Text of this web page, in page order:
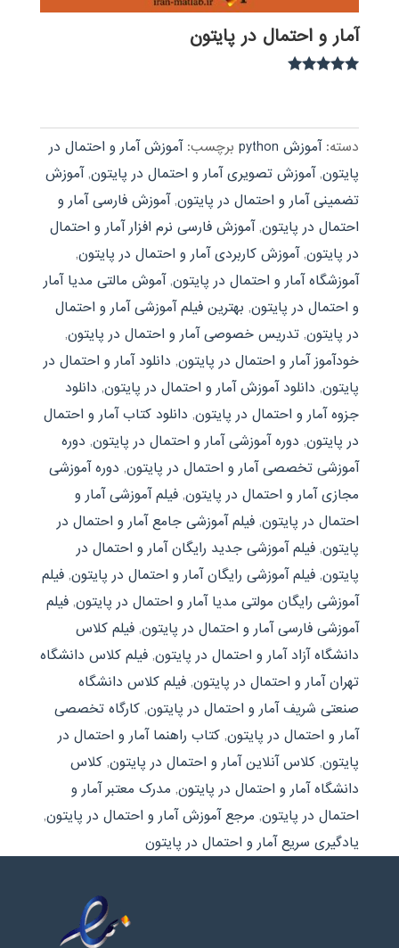
آمار و احتمال در پایتون
دسته:آموزش python برچسب:آموزش آمار و احتمال در
پایتون,آموزش تصویری آمار و احتمال در پایتون,آموزش
تضمینی آمار و احتمال در پایتون,آموزش فارسی آمار و
احتمال در پایتون,آموزش فارسی نرم افزار آمار و احتمال
در پایتون,آموزش کاربردی آمار و احتمال در پایتون,
آموزشگاه آمار و احتمال در پایتون,آموش مالتی مدیا آمار
و احتمال در پایتون, بهترین فیلم آموزشی آمار و احتمال
در پایتون, تدریس خصوصی آمار و احتمال در پایتون,
خودآموز آمار و احتمال در پایتون, دانلود آمار و احتمال در
پایتون, دانلود آموزش آمار و احتمال در پایتون, دانلود
جزوه آمار و احتمال در پایتون, دانلود کتاب آمار و احتمال
در پایتون, دوره آموزشی آمار و احتمال در پایتون, دوره
آموزشی تخصصی آمار و احتمال در پایتون, دوره آموزشی
مجازی آمار و احتمال در پایتون, فیلم آموزشی آمار و
احتمال در پایتون, فیلم آموزشی جامع آمار و احتمال در
پایتون, فیلم آموزشی جدید رایگان آمار و احتمال در
پایتون, فیلم آموزشی رایگان آمار و احتمال در پایتون, فیلم
آموزشی رایگان مولتی مدیا آمار و احتمال در پایتون, فیلم
آموزشی فارسی آمار و احتمال در پایتون, فیلم کلاس
دانشگاه آزاد آمار و احتمال در پایتون, فیلم کلاس دانشگاه
تهران آمار و احتمال در پایتون, فیلم کلاس دانشگاه
صنعتی شریف آمار و احتمال در پایتون, کارگاه تخصصی
آمار و احتمال در پایتون, کتاب راهنما آمار و احتمال در
پایتون, کلاس آنلاین آمار و احتمال در پایتون, کلاس
دانشگاه آمار و احتمال در پایتون, مدرک معتبر آمار و
احتمال در پایتون, مرجع آموزش آمار و احتمال در پایتون,
یادگیری سریع آمار و احتمال در پایتون